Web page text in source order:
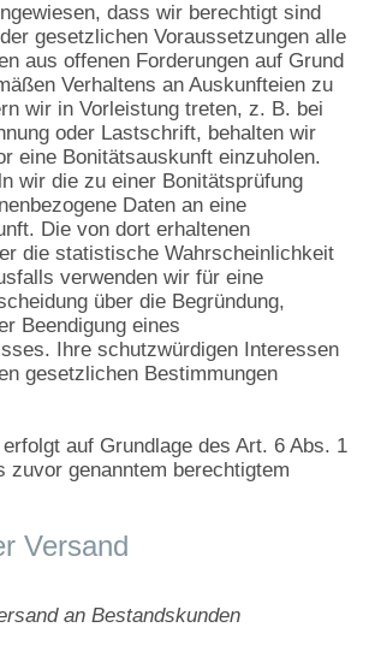
dass wir berechtigt sind
gesetzlichen Voraussetzungen alle
aus offenen Forderungen auf Grund
Verhaltens an Auskunfteien zu
wir in Vorleistung treten, z. B. bei
oder Lastschrift, behalten wir
eine Bonitätsauskunft einzuholen.
wir die zu einer Bonitätsprüfung
Daten an eine
Die von dort erhaltenen
die statistische Wahrscheinlichkeit
verwenden wir für eine
über die Begründung,
Beendigung eines
Ihre schutzwürdigen Interessen
gesetzlichen Bestimmungen
auf Grundlage des Art. 6 Abs. 1
zuvor genanntem berechtigtem
Versand
an Bestandskunden